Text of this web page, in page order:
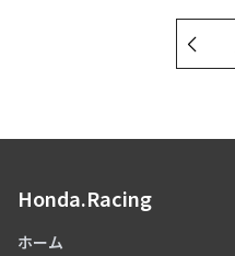
Honda.Racing
ホーム